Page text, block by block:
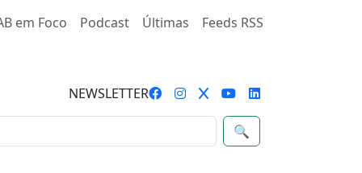
em Foco Podcast Últimas Feeds RSS
NEWSLETTER
🔍